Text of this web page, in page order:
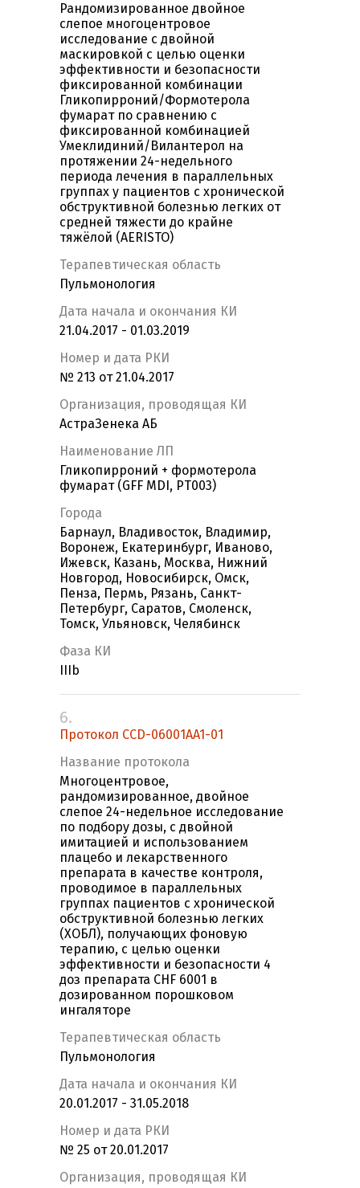
Рандомизированное двойное
слепое многоцентровое
исследование с двойной
маскировкой с целью оценки
эффективности и безопасности
фиксированной комбинации
Гликопирроний/Формотерола
фумарат по сравнению с
фиксированной комбинацией
Умеклидиний/Вилантерол на
протяжении 24-недельного
периода лечения в параллельных
группах у пациентов с хронической
обструктивной болезнью легких от
средней тяжести до крайне
тяжёлой (AERISTO)
Терапевтическая область
Пульмонология
Дата начала и окончания КИ
21.04.2017 - 01.03.2019
Номер и дата РКИ
№ 213 от 21.04.2017
Организация, проводящая КИ
АстраЗенека АБ
Наименование ЛП
Гликопирроний + формотерола
фумарат (GFF MDI, PT003)
Города
Барнаул, Владивосток, Владимир,
Воронеж, Екатеринбург, Иваново,
Ижевск, Казань, Москва, Нижний
Новгород, Новосибирск, Омск,
Пенза, Пермь, Рязань, Санкт-
Петербург, Саратов, Смоленск,
Томск, Ульяновск, Челябинск
Фаза КИ
IIIb
6.
Протокол CCD-06001AA1-01
Название протокола
Многоцентровое,
рандомизированное, двойное
слепое 24-недельное исследование
по подбору дозы, с двойной
имитацией и использованием
плацебо и лекарственного
препарата в качестве контроля,
проводимое в параллельных
группах пациентов с хронической
обструктивной болезнью легких
(ХОБЛ), получающих фоновую
терапию, с целью оценки
эффективности и безопасности 4
доз препарата CHF 6001 в
дозированном порошковом
ингаляторе
Терапевтическая область
Пульмонология
Дата начала и окончания КИ
20.01.2017 - 31.05.2018
Номер и дата РКИ
№ 25 от 20.01.2017
Организация, проводящая КИ